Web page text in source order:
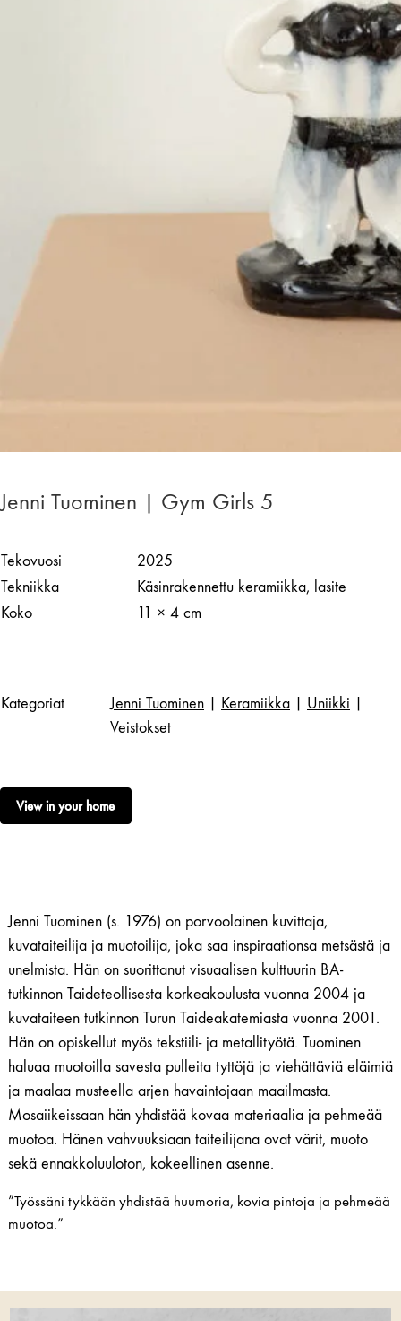
Jenni Tuominen | Gym Girls 5
Tekovuosi
2025
Tekniikka
Käsinrakennettu keramiikka, lasite
Koko
11 × 4 cm
Kategoriat Jenni Tuominen Keramiikka Uniikki
Veistokset
View in your home
Jenni Tuominen (s. 1976) on porvoolainen kuvittaja,
kuvataiteilija ja muotoilija, joka saa inspiraationsa metsästä ja
unelmista. Hän on suorittanut visuaalisen kulttuurin BA-
tutkinnon Taideteollisesta korkeakoulusta vuonna 2004 ja
kuvataiteen tutkinnon Turun Taideakatemiasta vuonna 2001.
Hän on opiskellut myös tekstiili- ja metallityötä. Tuominen
haluaa muotoilla savesta pulleita tyttöjä ja viehättäviä eläimiä
ja maalaa musteella arjen havaintojaan maailmasta.
Mosaiikeissaan hän yhdistää kovaa materiaalia ja pehmeää
muotoa. Hänen vahvuuksiaan taiteilijana ovat värit, muoto
sekä ennakkoluuloton, kokeellinen asenne.
”Työssäni tykkään yhdistää huumoria, kovia pintoja ja pehmeää
muotoa.”